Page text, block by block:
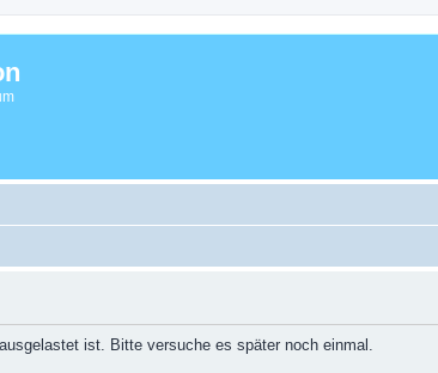
ist. Bitte versuche es später noch einmal.